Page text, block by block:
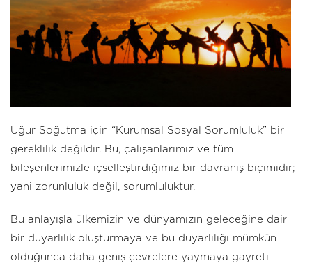
Uğur Soğutma için “Kurumsal Sosyal Sorumluluk” bir
gereklilik değildir. Bu, çalışanlarımız ve tüm
bileşenlerimizle içselleştirdiğimiz bir davranış biçimidir;
yani zorunluluk değil, sorumluluktur.
Bu anlayışla ülkemizin ve dünyamızın geleceğine dair
bir duyarlılık oluşturmaya ve bu duyarlılığı mümkün
olduğunca daha geniş çevrelere yaymaya gayreti